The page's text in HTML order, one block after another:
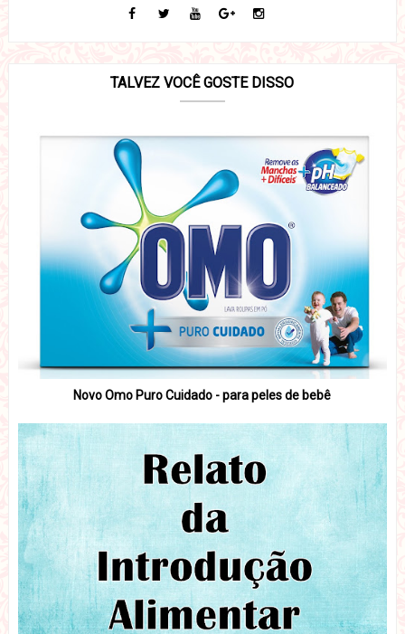
TALVEZ VOCÊ GOSTE DISSO
Novo Omo Puro Cuidado - para peles de bebê